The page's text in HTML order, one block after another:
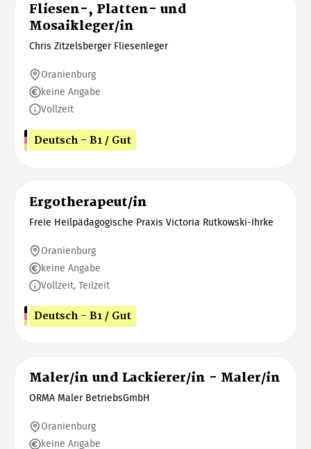
Fliesen-, Platten- und
Mosaikleger/in
Chris Zitzelsberger Fliesenleger
Oranienburg
keine Angabe
Vollzeit
Deutsch - B1 / Gut
Ergotherapeut/in
Freie Heilpädagogische Praxis Victoria Rutkowski-Ihrke
Oranienburg
keine Angabe
Vollzeit, Teilzeit
Deutsch - B1 / Gut
Maler/in und Lackierer/in - Maler/in
ORMA Maler BetriebsGmbH
Oranienburg
keine Angabe